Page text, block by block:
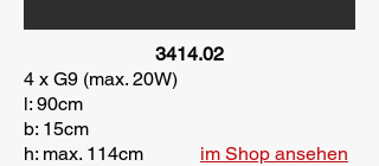
3414.02
4 x G9 (max. 20W)
l: 90cm
b: 15cm
h: max. 114cm im Shop ansehen